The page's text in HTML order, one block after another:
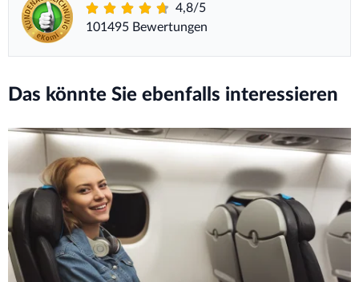
4,8/5
101495 Bewertungen
Das könnte Sie ebenfalls interessieren